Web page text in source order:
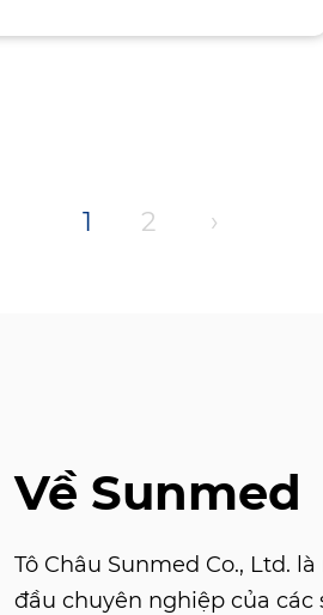
1 2 ›
Về Sunmed
Tô Châu Sunmed Co., Ltd.
đầu chuyên nghiệp của các